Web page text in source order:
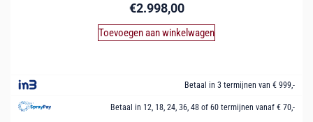
€2.998,00
Toevoegen aan winkelwagen
Betaal in 3 termijnen van € 999,-
Betaal in 12, 18, 24, 36, 48 of 60 termijnen vanaf € 70,-